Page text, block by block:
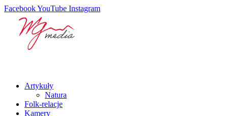
FacebookYouTube Instagram
Artykuły
Natura
Folk-relacje
Kamery